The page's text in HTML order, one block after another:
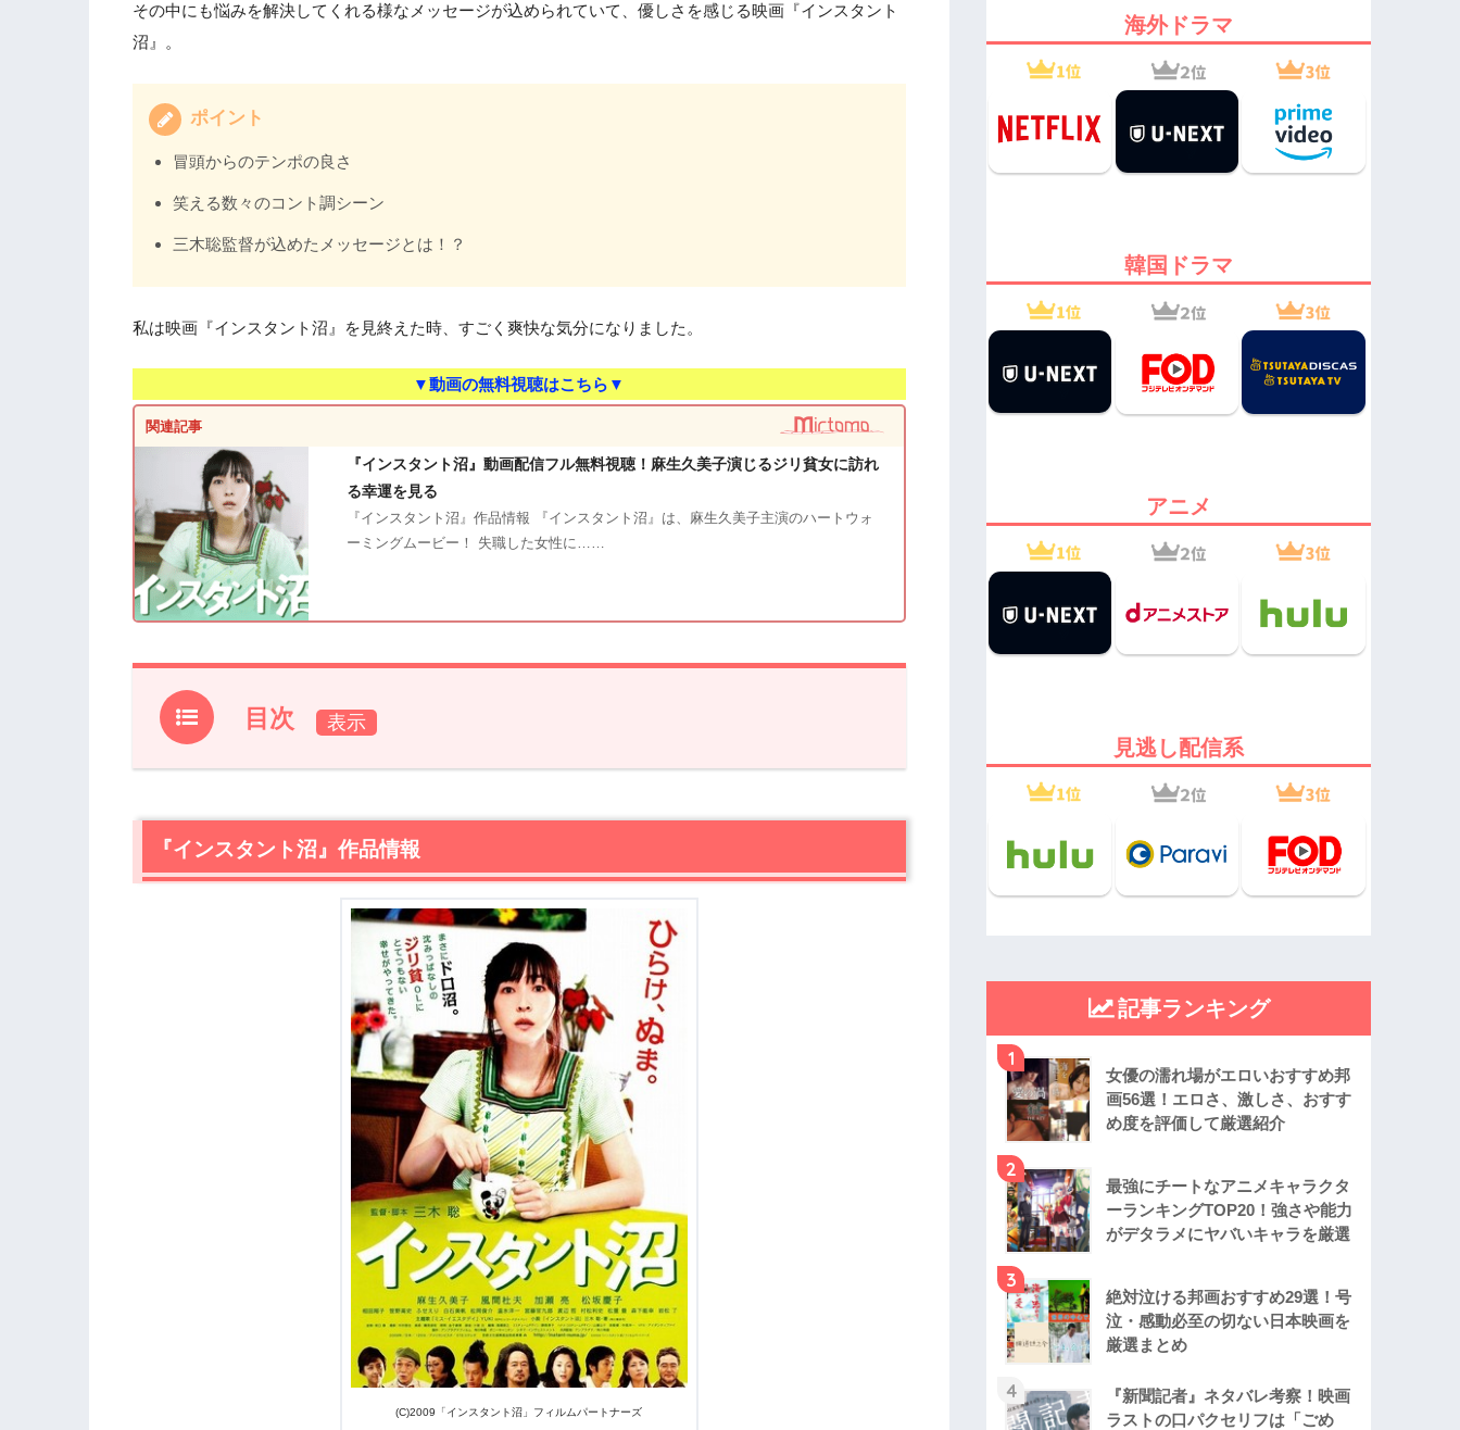
その中にも悩みを解決してくれる様なメッセージが込められていて、優しさを感じる映画『インスタント
沼』。
ポイント
冒頭からのテンポの良さ
笑える数々のコント調シーン
三木聡監督が込めたメッセージとは！？
私は映画『インスタント沼』を見終えた時、すごく爽快な気分になりました。
▼動画の無料視聴はこちら▼
関連記事
『インスタント沼』動画配信フル無料視聴！麻生久美子演じるジリ貧女に訪れ
る幸運を見る
『インスタント沼』作品情報 『インスタント沼』は、麻生久美子主演のハートウォ
ーミングムービー！ 失職した女性に……
目次
1.『インスタント沼』作品情報
2.1沈丁花ハナメ（麻生久美子）の人生模様
2.2本編幕開け早々のコント
可愛い骨董品の数々、そして次から次にツッコミたくなるシーンの数々
『インスタント沼』に込められたメッセージ
『インスタント沼』あらすじ・ネタバレ感想まとめ
『インスタント沼』作品情報
(C)2009「インスタント沼」フィルムパートナーズ
海外ドラマ
韓国ドラマ
アニメ
見逃し配信系
記事ランキング
1
女優の濡れ場がエロいおすすめ邦
画56選！エロさ、激しさ、おすす
め度を評価して厳選紹介
2
最強にチートなアニメキャラクタ
ーランキングTOP20！強さや能力
がデタラメにヤバいキャラを厳選
3
絶対泣ける邦画おすすめ29選！号
泣・感動必至の切ない日本映画を
厳選まとめ
4
『新聞記者』ネタバレ考察！映画
ラストの口パクセリフは「ごめ